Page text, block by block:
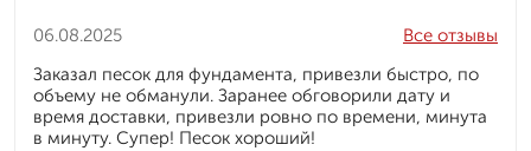
06.08.2025
Все отзывы
Заказал песок для фундамента, привезли быстро, по
объему не обманули. Заранее обговорили дату и
время доставки, привезли ровно по времени, минута
в минуту. Супер! Песок хороший!